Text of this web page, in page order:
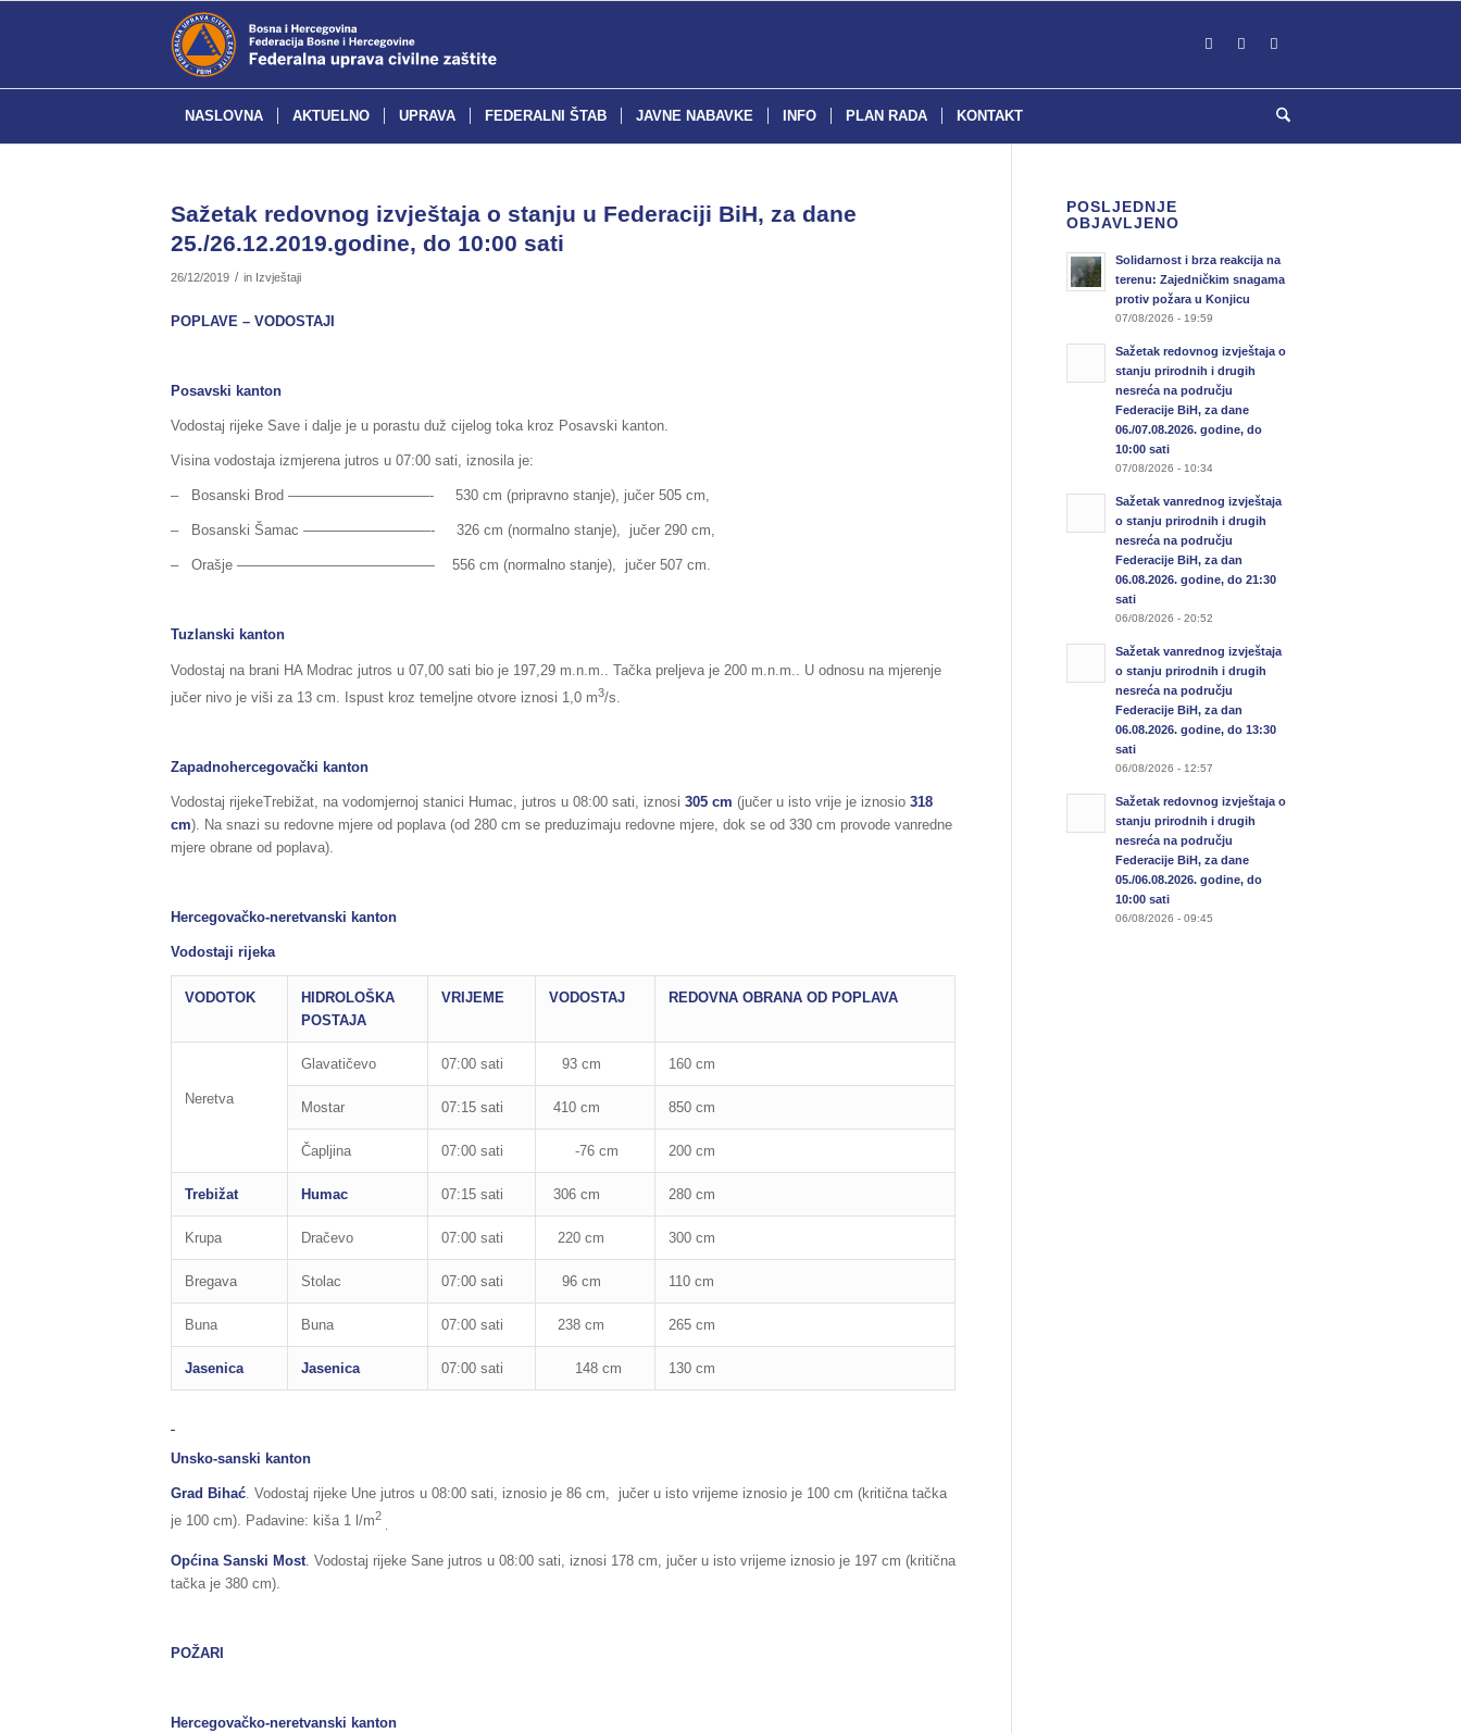
NASLOVNA AKTUELNO UPRAVA FEDERALNI ŠTAB JAVNE NABAVKE INFO PLAN RADA KONTAKT
Sažetak redovnog izvještaja o stanju u Federaciji BiH, za dane
25./26.12.2019.godine, do 10:00 sati
26/12/2019 / in Izvještaji
POPLAVE – VODOSTAJI
Posavski kanton
Vodostaj rijeke Save i dalje je u porastu duž cijelog toka kroz Posavski kanton.
Visina vodostaja izmjerena jutros u 07:00 sati, iznosila je:
– Bosanski Brod —————­­­­­­­—————- 530 cm (pripravno stanje), jučer 505 cm,
– Bosanski Šamac —————————- 326 cm (normalno stanje), jučer 290 cm,
– Orašje —————————————— 556 cm (normalno stanje), jučer 507 cm.
Tuzlanski kanton
Vodostaj na brani HA Modrac jutros u 07,00 sati bio je 197,29 m.n.m.. Tačka preljeva je 200 m.n.m.. U odnosu na mjerenje
jučer nivo je viši za 13 cm. Ispust kroz temeljne otvore iznosi 1,0 m3/s.
Zapadnohercegovački kanton
Vodostaj rijekeTrebižat, na vodomjernoj stanici Humac, jutros u 08:00 sati, iznosi 305 cm (jučer u isto vrije je iznosio 318
cm). Na snazi su redovne mjere od poplava (od 280 cm se preduzimaju redovne mjere, dok se od 330 cm provode vanredne
mjere obrane od poplava).
Hercegovačko-neretvanski kanton
Vodostaji rijeka
VODOTOK
HIDROLOŠKA
POSTAJA
VRIJEME VODOSTAJ REDOVNA OBRANA OD POPLAVA
Neretva
Glavatičevo 07:00 sati 93 cm 160 cm
Mostar 07:15 sati 410 cm 850 cm
Čapljina 07:00 sati -76 cm 200 cm
Trebižat Humac 07:15 sati 306 cm 280 cm
Krupa Dračevo 07:00 sati 220 cm 300 cm
Bregava Stolac 07:00 sati 96 cm 110 cm
Buna Buna 07:00 sati 238 cm 265 cm
Jasenica Jasenica 07:00 sati 148 cm 130 cm
Unsko-sanski kanton
Grad Bihać. Vodostaj rijeke Une jutros u 08:00 sati, iznosio je 86 cm, jučer u isto vrijeme iznosio je 100 cm (kritična tačka
je 100 cm). Padavine: kiša 1 l/m2
Općina Sanski Most. Vodostaj rijeke Sane jutros u 08:00 sati, iznosi 178 cm, jučer u isto vrijeme iznosio je 197 cm (kritična
tačka je 380 cm).
POŽARI
Hercegovačko-neretvanski kanton
POSLJEDNJE
OBJAVLJENO
Solidarnost i brza reakcija na
terenu: Zajedničkim snagama
protiv požara u Konjicu
07/08/2026 - 19:59
Sažetak redovnog izvještaja o
stanju prirodnih i drugih
nesreća na području
Federacije BiH, za dane
06./07.08.2026. godine, do
10:00 sati
07/08/2026 - 10:34
Sažetak vanrednog izvještaja
o stanju prirodnih i drugih
nesreća na području
Federacije BiH, za dan
06.08.2026. godine, do 21:30
sati
06/08/2026 - 20:52
Sažetak vanrednog izvještaja
o stanju prirodnih i drugih
nesreća na području
Federacije BiH, za dan
06.08.2026. godine, do 13:30
sati
06/08/2026 - 12:57
Sažetak redovnog izvještaja o
stanju prirodnih i drugih
nesreća na području
Federacije BiH, za dane
05./06.08.2026. godine, do
10:00 sati
06/08/2026 - 09:45